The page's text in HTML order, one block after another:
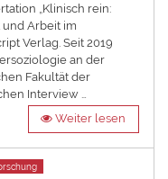
„Klinisch rein:
und Arbeit im
Verlag. Seit 2019
an der
Fakultät der
Interview …
Weiter lesen